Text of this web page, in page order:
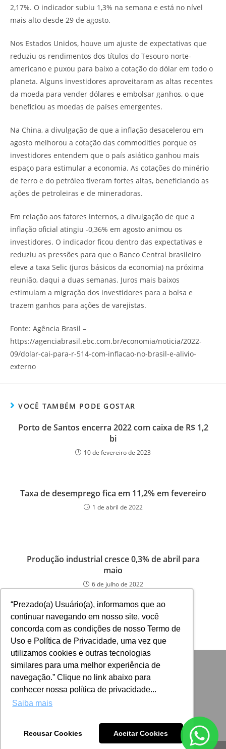
“Prezado(a) Usuário(a), informamos que ao
continuar navegando em nosso site, você
concorda com as condições de nosso Termo de
Uso e Política de Privacidade, uma vez que
utilizamos cookies e outras tecnologias
similares para uma melhor experiência de
navegação.” Clique no link abaixo para
conhecer nossa política de privacidade...
Saiba mais
Recusar Cookies Aceitar Cookies
2,17%. O indicador subiu 1,3% na semana e está no nível
mais alto desde 29 de agosto.
Nos Estados Unidos, houve um ajuste de expectativas que
reduziu os rendimentos dos títulos do Tesouro norte-
americano e puxou para baixo a cotação do dólar em todo o
planeta. Alguns investidores aproveitaram as altas recentes
da moeda para vender dólares e embolsar ganhos, o que
beneficiou as moedas de países emergentes.
Na China, a divulgação de que a inflação desacelerou em
agosto melhorou a cotação das commodities porque os
investidores entendem que o país asiático ganhou mais
espaço para estimular a economia. As cotações do minério
de ferro e do petróleo tiveram fortes altas, beneficiando as
ações de petroleiras e de mineradoras.
Em relação aos fatores internos, a divulgação de que a
inflação oficial atingiu -0,36% em agosto animou os
investidores. O indicador ficou dentro das expectativas e
reduziu as pressões para que o Banco Central brasileiro
eleve a taxa Selic (juros básicos da economia) na próxima
reunião, daqui a duas semanas. Juros mais baixos
estimulam a migração dos investidores para a bolsa e
trazem ganhos para ações de varejistas.
Fonte: Agência Brasil –
https://agenciabrasil.ebc.com.br/economia/noticia/2022-
09/dolar-cai-para-r-514-com-inflacao-no-brasil-e-alivio-
externo
VOCÊ TAMBÉM PODE GOSTAR
Porto de Santos encerra 2022 com caixa de R$ 1,2
bi
10 de fevereiro de 2023
Taxa de desemprego fica em 11,2% em fevereiro
1 de abril de 2022
Produção industrial cresce 0,3% de abril para
maio
6 de julho de 2022